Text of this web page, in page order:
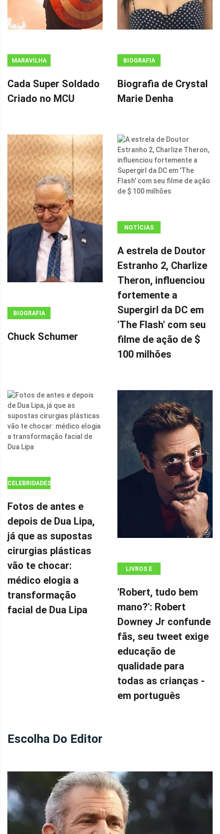
MARAVILHA
Cada Super Soldado
Criado no MCU
BIOGRAFIA
Biografia de Crystal
Marie Denha
BIOGRAFIA
Chuck Schumer
NOTÍCIAS
(ADSBYGOOGLE
=
WINDOW.ADSBYGOOGLE
|| []).PUSH({});
A ESTRELA DE
DOUTOR
ESTRANHO 2,
CHARLIZE
THERON,
DA DC EM 'THE
FLASH' COM
SEU FILME DE
AÇÃO DE $ 100
MILHÕES POR
A estrela de Doutor
Estranho 2, Charlize
Theron, influenciou
fortemente a
Supergirl da DC em
'The Flash' com seu
filme de ação de $
100 milhões
CELEBRIDADES
Fotos de antes e
depois de Dua Lipa,
já que as supostas
cirurgias plásticas
vão te chocar:
médico elogia a
transformação
facial de Dua Lipa
LIVROS E
'Robert, tudo bem
mano?': Robert
Downey Jr confunde
fãs, seu tweet exige
educação de
qualidade para
todas as crianças -
em português
Escolha Do Editor